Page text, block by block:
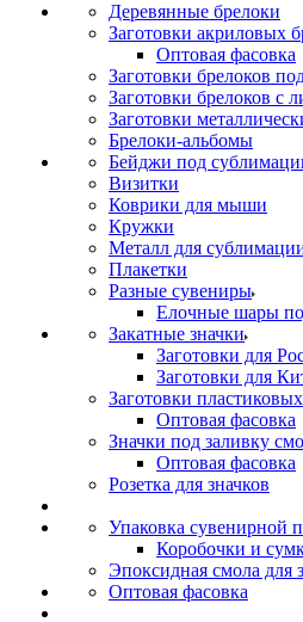
Деревянные брелоки
Заготовки акриловых
Оптовая фасовка
Заготовки брелоков
Заготовки брелоков с
Заготовки
Брелоки-альбомы
Бейджи под
Визитки
Коврики для мыши
Кружки
Металл для
Плакетки
Разные сувениры
Елочные шары
Закатные значки
Заготовки для
Заготовки для
Заготовки
Оптовая фасовка
Значки под заливку
Оптовая фасовка
Розетка для значков
Упаковка сувенирной
Коробочки и
Эпоксидная смола для
Оптовая фасовка